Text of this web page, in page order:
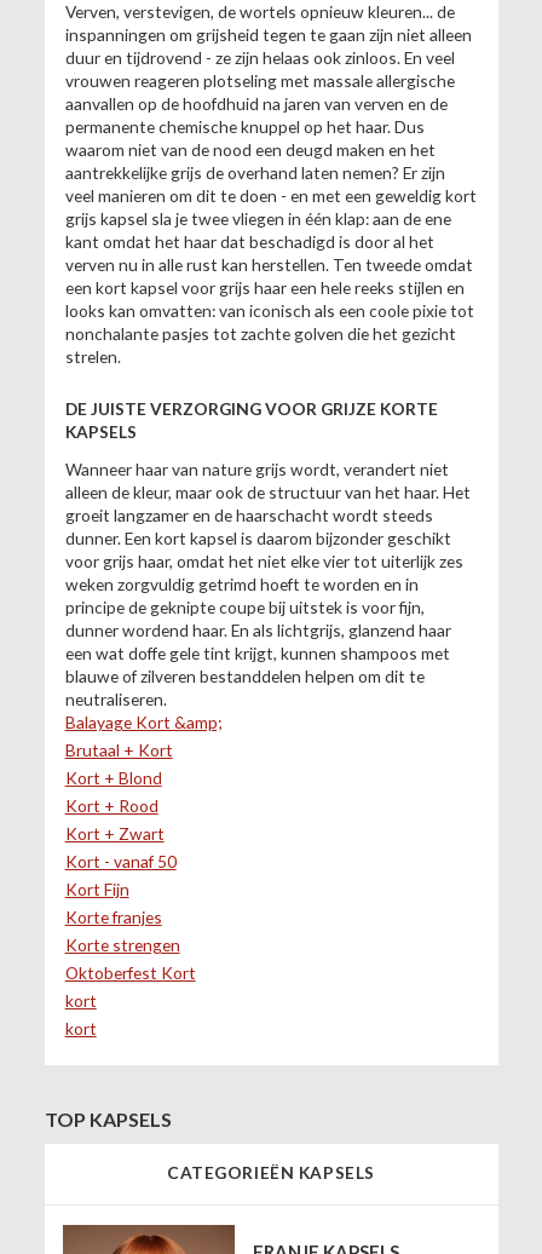
Verven, verstevigen, de wortels opnieuw kleuren... de
inspanningen om grijsheid tegen te gaan zijn niet alleen
duur en tijdrovend - ze zijn helaas ook zinloos. En veel
vrouwen reageren plotseling met massale allergische
aanvallen op de hoofdhuid na jaren van verven en de
permanente chemische knuppel op het haar. Dus
waarom niet van de nood een deugd maken en het
aantrekkelijke grijs de overhand laten nemen? Er zijn
veel manieren om dit te doen - en met een geweldig kort
grijs kapsel sla je twee vliegen in één klap: aan de ene
kant omdat het haar dat beschadigd is door al het
verven nu in alle rust kan herstellen. Ten tweede omdat
een kort kapsel voor grijs haar een hele reeks stijlen en
looks kan omvatten: van iconisch als een coole pixie tot
nonchalante pasjes tot zachte golven die het gezicht
strelen.
DE JUISTE VERZORGING VOOR GRIJZE KORTE
KAPSELS
Wanneer haar van nature grijs wordt, verandert niet
alleen de kleur, maar ook de structuur van het haar. Het
groeit langzamer en de haarschacht wordt steeds
dunner. Een kort kapsel is daarom bijzonder geschikt
voor grijs haar, omdat het niet elke vier tot uiterlijk zes
weken zorgvuldig getrimd hoeft te worden en in
principe de geknipte coupe bij uitstek is voor fijn,
dunner wordend haar. En als lichtgrijs, glanzend haar
een wat doffe gele tint krijgt, kunnen shampoos met
blauwe of zilveren bestanddelen helpen om dit te
neutraliseren.
Balayage Kort &amp;
Brutaal + Kort
Kort + Blond
Kort + Rood
Kort + Zwart
Kort - vanaf 50
Kort Fijn
Korte franjes
Korte strengen
Oktoberfest Kort
kort
kort
TOP KAPSELS
CATEGORIEËN KAPSELS